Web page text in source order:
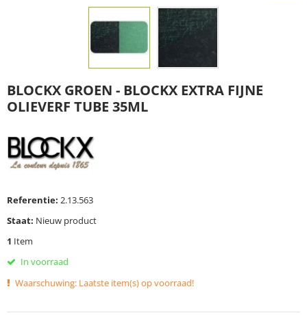
BLOCKX GROEN - BLOCKX EXTRA FIJNE
OLIEVERF TUBE 35ML
Referentie: 2.13.563
Staat: Nieuw product
1 Item
In voorraad
Waarschuwing: Laatste item(s) op voorraad!